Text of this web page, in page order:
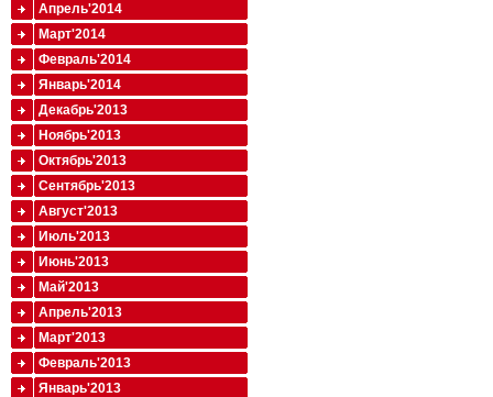
Апрель'2014
Март'2014
Февраль'2014
Январь'2014
Декабрь'2013
Ноябрь'2013
Октябрь'2013
Сентябрь'2013
Август'2013
Июль'2013
Июнь'2013
Май'2013
Апрель'2013
Март'2013
Февраль'2013
Январь'2013